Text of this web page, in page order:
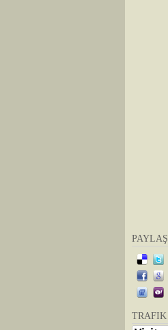
PAYLAŞ
TRAFIK